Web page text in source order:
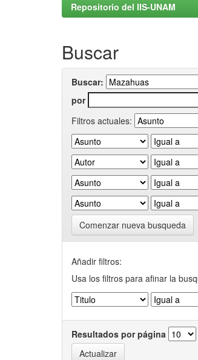
Repositorio del IIS-UNAM
Buscar
Buscar:
por
Filtros actuales:
Comenzar nueva busqueda
Añadir filtros:
Usa los filtros para afinar la
Resultados por página